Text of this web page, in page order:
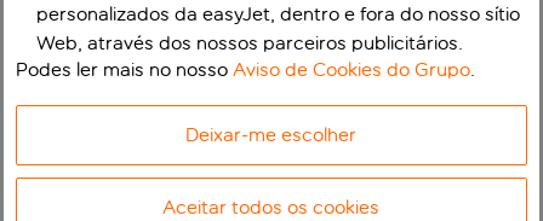
personalizados da easyJet, dentro e fora do nosso sítio
Web, através dos nossos parceiros publicitários.
Podes ler mais no nossoAviso de Cookies do Grupo.
Deixar-me escolher
Aceitar todos os cookies